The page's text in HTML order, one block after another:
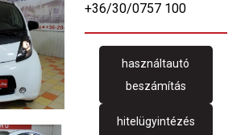
+36/30/0757 100
használtautó
beszámítás
hitelügyintézés